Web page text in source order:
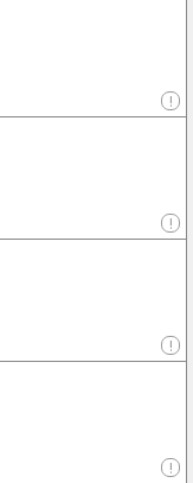
!
!
!
!